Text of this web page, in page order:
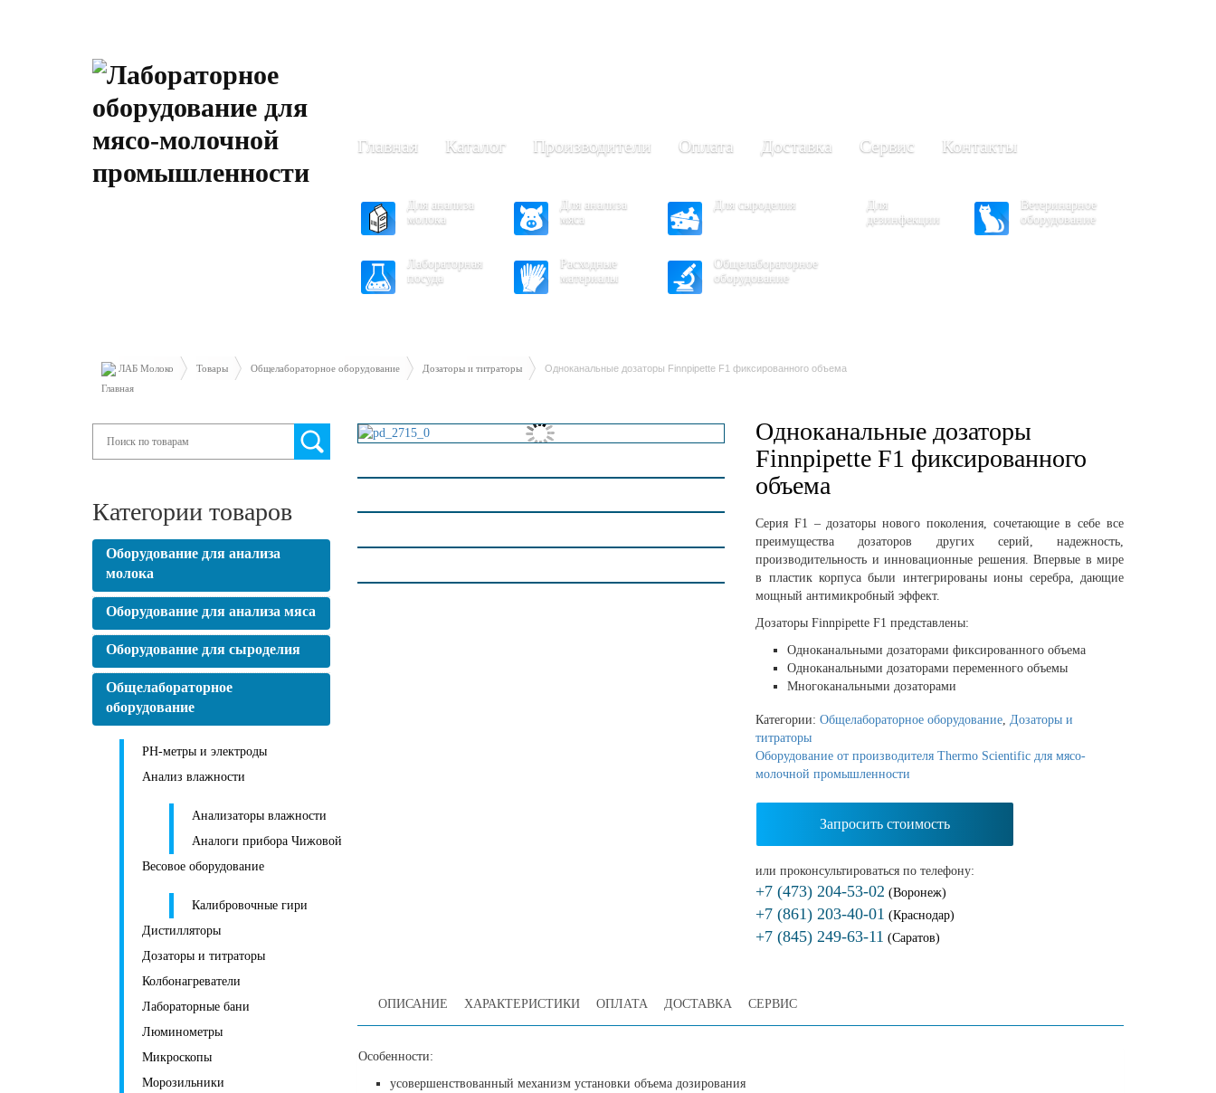
Главная Каталог Производители Оплата Доставка Сервис Контакты
Для анализа
молока
Для анализа
мяса
Для сыроделия
Для
дезинфекции
Ветеринарное
оборудование
Лабораторная
посуда
Расходные
материалы
Общелабораторное
оборудование
ЛАБ Молоко Товары Общелабораторное оборудование Дозаторы и титраторы Одноканальные дозаторы Finnpipette F1 фиксированного объема
Одноканальные дозаторы
Finnpipette F1 фиксированного
объема
Серия F1 – дозаторы нового поколения, сочетающие в себе все
преимущества дозаторов других серий, надежность,
производительность и инновационные решения. Впервые в мире
в пластик корпуса были интегрированы ионы серебра, дающие
мощный антимикробный эффект.
Дозаторы Finnpipette F1 представлены:
Одноканальными дозаторами фиксированного объема
Одноканальными дозаторами переменного объемы
Многоканальными дозаторами
Категории:Общелабораторное оборудование,Дозаторы и
титраторы
Оборудование от производителя Thermo Scientific для мясо-
молочной промышленности
Запросить стоимость
или проконсультироваться по телефону:
+7 (473) 204-53-02 (Воронеж)
+7 (861) 203-40-01 (Краснодар)
+7 (845) 249-63-11 (Саратов)
ОПИСАНИЕ ХАРАКТЕРИСТИКИ ОПЛАТА ДОСТАВКА СЕРВИС
Особенности:
усовершенствованный механизм установки объема дозирования
Категории товаров
Оборудование для анализа
молока
Оборудование для анализа мяса
Оборудование для сыроделия
Общелабораторное
оборудование
PH-метры и электроды
Анализ влажности
Анализаторы влажности
Аналоги прибора Чижовой
Весовое оборудование
Калибровочные гири
Дистилляторы
Дозаторы и титраторы
Колбонагреватели
Лабораторные бани
Люминометры
Микроскопы
Морозильники